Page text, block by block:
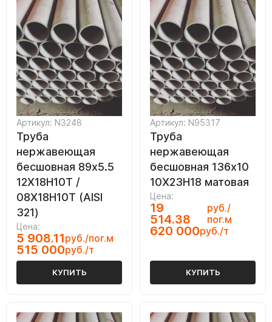
Артикул: N3248
Труба
нержавеющая
бесшовная 89х5.5
12Х18Н10Т /
08Х18Н10Т (AISI
321)
Цена:
5 908.11руб./пог.м
515 000руб./т
КУПИТЬ
Артикул: N95317
Труба
нержавеющая
бесшовная 136х10
10Х23Н18 матовая
Цена:
19
514.38
руб./
пог.м
620 000руб./т
КУПИТЬ